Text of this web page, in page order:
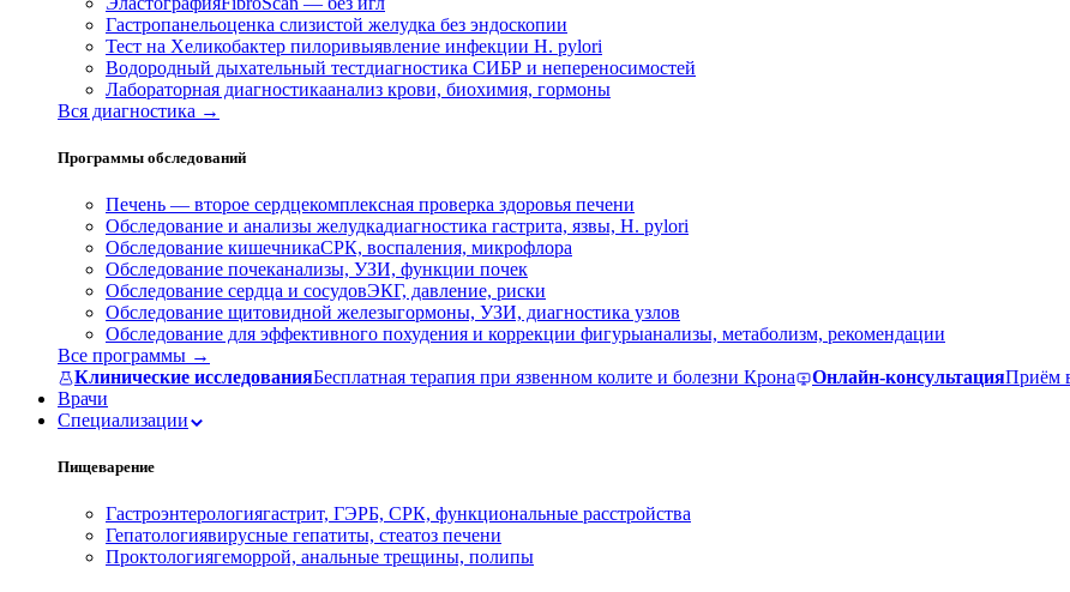
Гастропанельоценка слизистой желудка без эндоскопии
Тест на Хеликобактер пилоривыявление инфекции H. pylori
Водородный дыхательный тестдиагностика СИБР и непереносимостей
Лабораторная диагностикаанализ крови, биохимия, гормоны
Вся диагностика →
Программы обследований
Печень — второе сердцекомплексная проверка здоровья печени
Обследование и анализы желудкадиагностика гастрита, язвы, H. pylori
Обследование кишечникаСРК, воспаления, микрофлора
Обследование почеканализы, УЗИ, функции почек
Обследование сердца и сосудовЭКГ, давление, риски
Обследование щитовидной железыгормоны, УЗИ, диагностика узлов
Обследование для эффективного похудения и коррекции фигурыанализы, метаболизм, рекомендации
Все программы →
Клинические исследованияБесплатная терапия при язвенном колите и болезни Крона Онлайн-консультацияПриём
Врачи
Специализации
Пищеварение
Гастроэнтерологиягастрит, ГЭРБ, СРК, функциональные расстройства
Гепатологиявирусные гепатиты, стеатоз печени
Проктологиягеморрой, анальные трещины, полипы